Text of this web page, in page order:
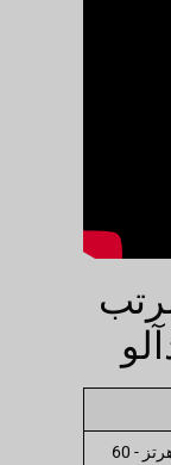
220 ولت / 50 هرتز - 60